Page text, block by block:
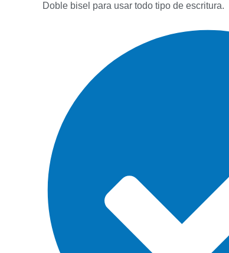
Doble bisel para usar todo tipo de escritura.